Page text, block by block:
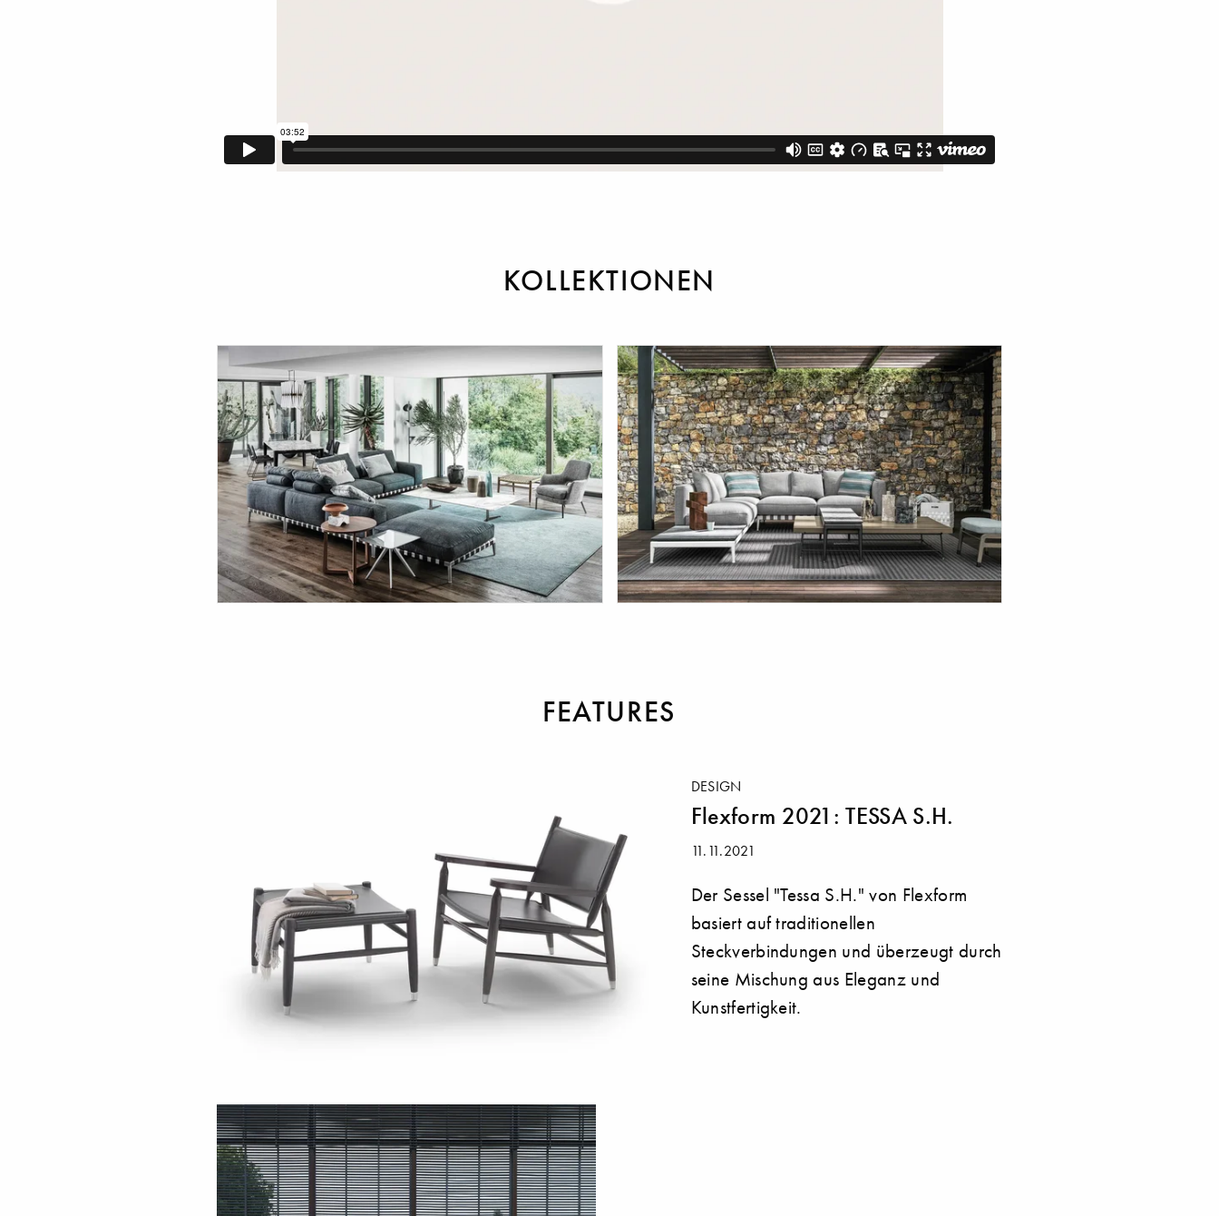
KOLLEKTIONEN
FEATURES
DESIGN
Flexform 2021: TESSA S.H.
11.11.2021
Der Sessel "Tessa S.H." von Flexform
basiert auf traditionellen
Steckverbindungen und überzeugt durch
seine Mischung aus Eleganz und
Kunstfertigkeit.